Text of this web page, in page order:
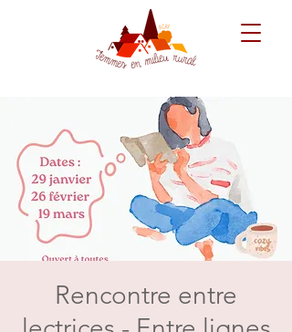
Rencontre entre